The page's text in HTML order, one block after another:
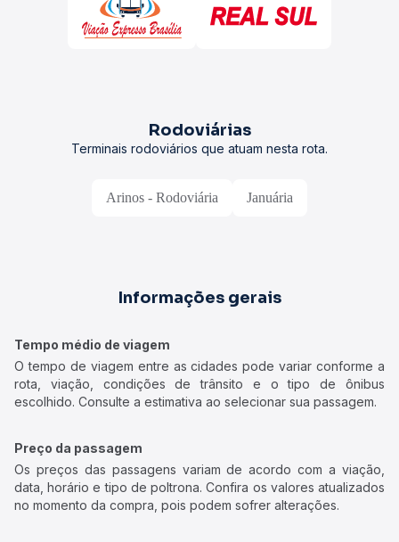
Rodoviárias
Terminais rodoviários que atuam nesta rota.
Arinos - Rodoviária Januária
Informações gerais
Tempo médio de viagem
O tempo de viagem entre as cidades pode variar conforme a
rota, viação, condições de trânsito e o tipo de ônibus
escolhido. Consulte a estimativa ao selecionar sua passagem.
Preço da passagem
Os preços das passagens variam de acordo com a viação,
data, horário e tipo de poltrona. Confira os valores atualizados
no momento da compra, pois podem sofrer alterações.